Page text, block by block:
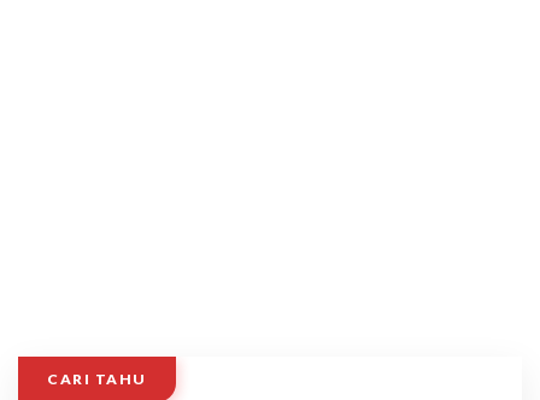
CARI TAHU